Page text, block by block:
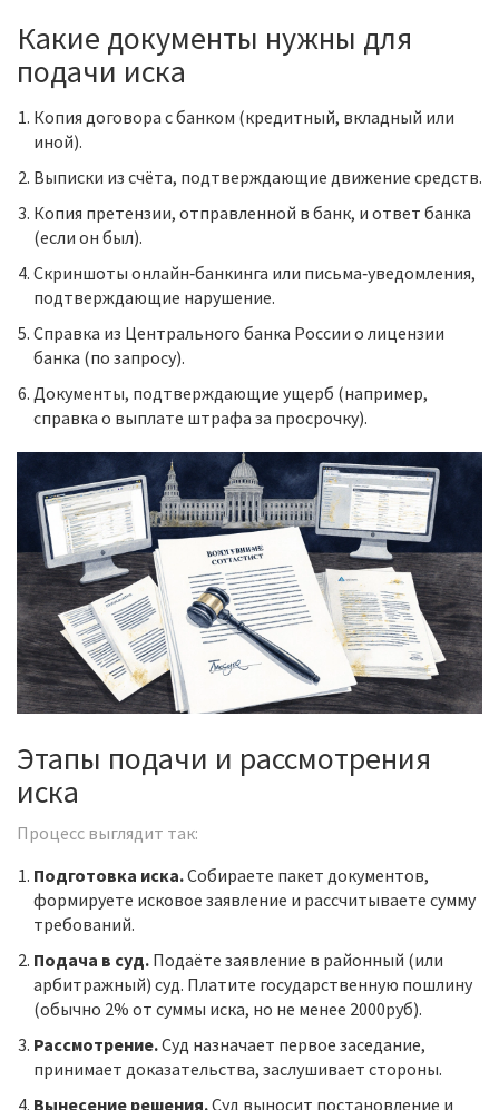
Какие документы нужны для
подачи иска
Копия договора с банком (кредитный, вкладный или
иной).
Выписки из счёта, подтверждающие движение средств.
Копия претензии, отправленной в банк, и ответ банка
(если он был).
Скриншоты онлайн‑банкинга или письма‑уведомления,
подтверждающие нарушение.
Справка из Центрального банка России о лицензии
банка (по запросу).
Документы, подтверждающие ущерб (например,
справка о выплате штрафа за просрочку).
Этапы подачи и рассмотрения
иска
Процесс выглядит так:
Подготовка иска.Собираете пакет документов,
формируете исковое заявление и рассчитываете сумму
требований.
Подача в суд. Подаёте заявление в районный (или
арбитражный) суд. Платите государственную пошлину
(обычно 2% от суммы иска, но не менее 2000руб).
Рассмотрение.Суд назначает первое заседание,
принимает доказательства, заслушивает стороны.
Вынесение решения.Суд выносит постановление и